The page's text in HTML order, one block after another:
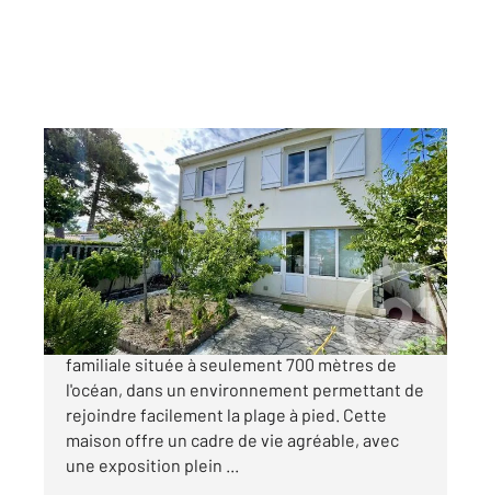
LA TRANCHE SUR MER 85
106 m2, 6 pièces
Ref : 1459
Maison à vendre
262 900 €
À vendre à La Tranche sur Mer, maison
familiale située à seulement 700 mètres de
l'océan, dans un environnement permettant de
rejoindre facilement la plage à pied. Cette
maison offre un cadre de vie agréable, avec
une exposition plein ...